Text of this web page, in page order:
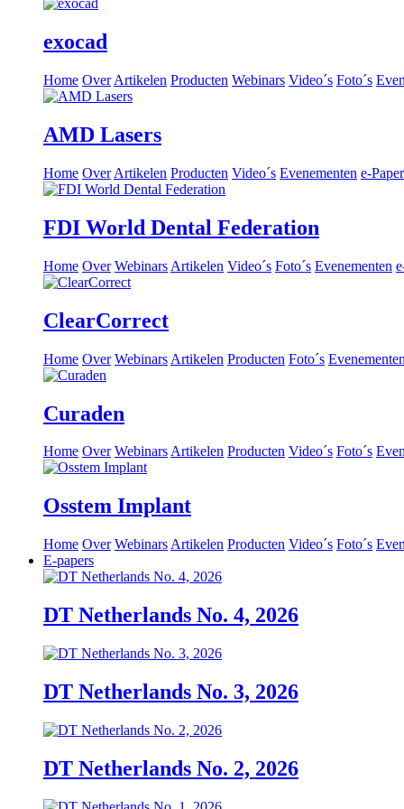
exocad
Home Over Artikelen Producten Webinars Video´s Foto´s
AMD Lasers
Home Over Artikelen Producten Video´s Evenementen e-Paper
FDI World Dental Federation
Home Over Webinars Artikelen Video´s Foto´s Evenementen
ClearCorrect
Home Over Webinars Artikelen Producten Foto´s Evenementen
Curaden
Home Over WebinarsArtikelen Producten Video´s Foto´s
Osstem Implant
Home Over Webinars Artikelen Producten Video´s Foto´s
E-papers
DT Netherlands No. 4, 2026
DT Netherlands No. 3, 2026
DT Netherlands No. 2, 2026